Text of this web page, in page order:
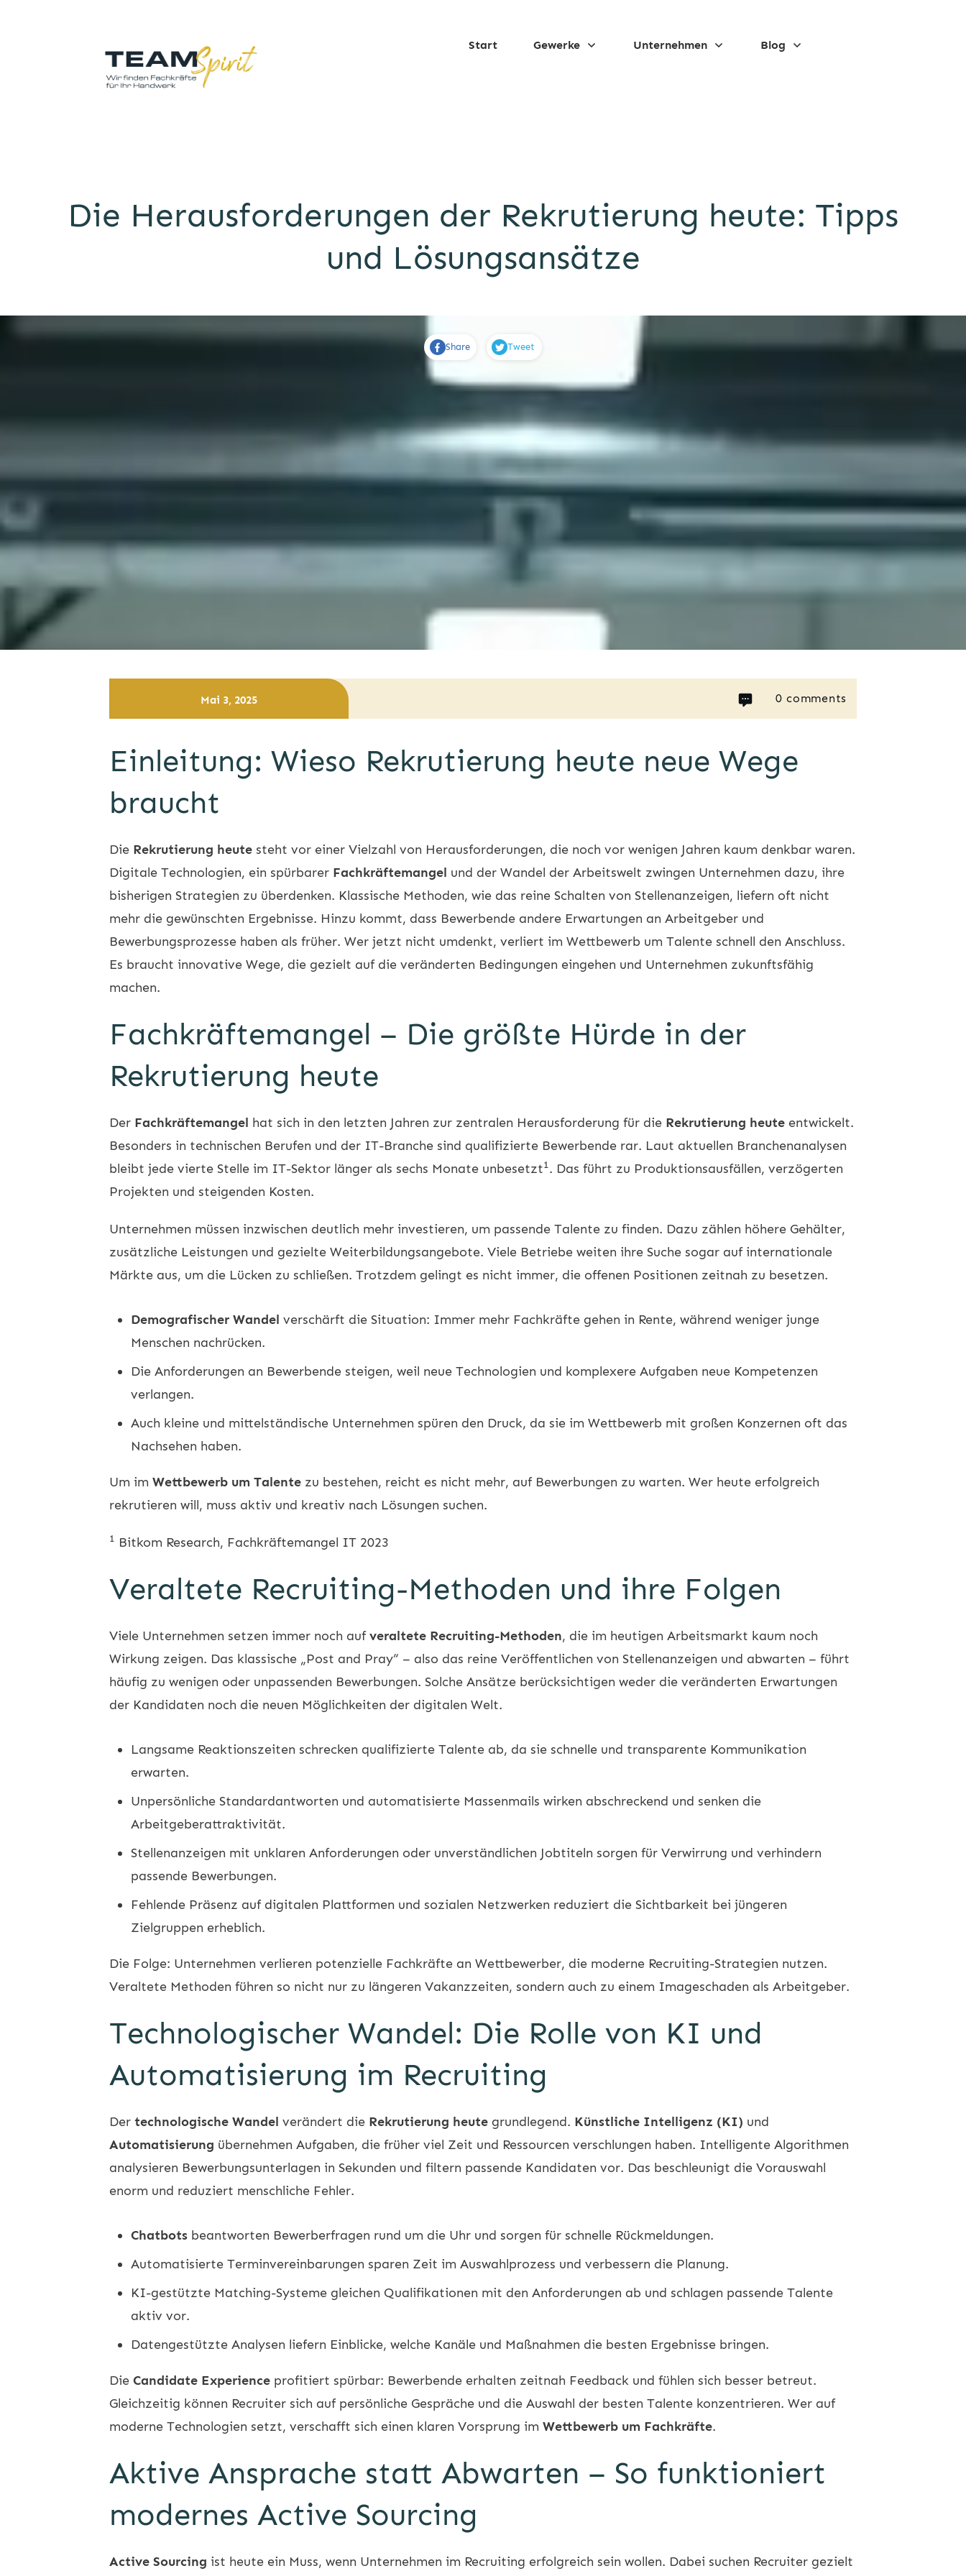
Start Gewerke Unternehmen Blog
Die Herausforderungen der Rekrutierung heute: Tipps
und Lösungsansätze
Share Tweet
Mai 3, 2025 0 comments
Einleitung: Wieso Rekrutierung heute neue Wege
braucht
Die Rekrutierung heute steht vor einer Vielzahl von Herausforderungen, die noch vor wenigen Jahren kaum denkbar waren.
Digitale Technologien, ein spürbarer Fachkräftemangel und der Wandel der Arbeitswelt zwingen Unternehmen dazu, ihre
bisherigen Strategien zu überdenken. Klassische Methoden, wie das reine Schalten von Stellenanzeigen, liefern oft nicht
mehr die gewünschten Ergebnisse. Hinzu kommt, dass Bewerbende andere Erwartungen an Arbeitgeber und
Bewerbungsprozesse haben als früher. Wer jetzt nicht umdenkt, verliert im Wettbewerb um Talente schnell den Anschluss.
Es braucht innovative Wege, die gezielt auf die veränderten Bedingungen eingehen und Unternehmen zukunftsfähig
machen.
Fachkräftemangel – Die größte Hürde in der
Rekrutierung heute
Der Fachkräftemangel hat sich in den letzten Jahren zur zentralen Herausforderung für die Rekrutierung heute entwickelt.
Besonders in technischen Berufen und der IT-Branche sind qualifizierte Bewerbende rar. Laut aktuellen Branchenanalysen
bleibt jede vierte Stelle im IT-Sektor länger als sechs Monate unbesetzt1. Das führt zu Produktionsausfällen, verzögerten
Projekten und steigenden Kosten.
Unternehmen müssen inzwischen deutlich mehr investieren, um passende Talente zu finden. Dazu zählen höhere Gehälter,
zusätzliche Leistungen und gezielte Weiterbildungsangebote. Viele Betriebe weiten ihre Suche sogar auf internationale
Märkte aus, um die Lücken zu schließen. Trotzdem gelingt es nicht immer, die offenen Positionen zeitnah zu besetzen.
Demografischer Wandel verschärft die Situation: Immer mehr Fachkräfte gehen in Rente, während weniger junge
Menschen nachrücken.
Die Anforderungen an Bewerbende steigen, weil neue Technologien und komplexere Aufgaben neue Kompetenzen
verlangen.
Auch kleine und mittelständische Unternehmen spüren den Druck, da sie im Wettbewerb mit großen Konzernen oft das
Nachsehen haben.
Um im Wettbewerb um Talente zu bestehen, reicht es nicht mehr, auf Bewerbungen zu warten. Wer heute erfolgreich
rekrutieren will, muss aktiv und kreativ nach Lösungen suchen.
1 Bitkom Research, Fachkräftemangel IT 2023
Veraltete Recruiting-Methoden und ihre Folgen
Viele Unternehmen setzen immer noch aufveraltete Recruiting-Methoden, die im heutigen Arbeitsmarkt kaum noch
Wirkung zeigen. Das klassische „Post and Pray“ – also das reine Veröffentlichen von Stellenanzeigen und abwarten – führt
häufig zu wenigen oder unpassenden Bewerbungen. Solche Ansätze berücksichtigen weder die veränderten Erwartungen
der Kandidaten noch die neuen Möglichkeiten der digitalen Welt.
Langsame Reaktionszeiten schrecken qualifizierte Talente ab, da sie schnelle und transparente Kommunikation
erwarten.
Unpersönliche Standardantworten und automatisierte Massenmails wirken abschreckend und senken die
Arbeitgeberattraktivität.
Stellenanzeigen mit unklaren Anforderungen oder unverständlichen Jobtiteln sorgen für Verwirrung und verhindern
passende Bewerbungen.
Fehlende Präsenz auf digitalen Plattformen und sozialen Netzwerken reduziert die Sichtbarkeit bei jüngeren
Zielgruppen erheblich.
Die Folge: Unternehmen verlieren potenzielle Fachkräfte an Wettbewerber, die moderne Recruiting-Strategien nutzen.
Veraltete Methoden führen so nicht nur zu längeren Vakanzzeiten, sondern auch zu einem Imageschaden als Arbeitgeber.
Technologischer Wandel: Die Rolle von KI und
Automatisierung im Recruiting
Der technologische Wandel verändert die Rekrutierung heute grundlegend. Künstliche Intelligenz (KI) und
Automatisierung übernehmen Aufgaben, die früher viel Zeit und Ressourcen verschlungen haben. Intelligente Algorithmen
analysieren Bewerbungsunterlagen in Sekunden und filtern passende Kandidaten vor. Das beschleunigt die Vorauswahl
enorm und reduziert menschliche Fehler.
Chatbots beantworten Bewerberfragen rund um die Uhr und sorgen für schnelle Rückmeldungen.
Automatisierte Terminvereinbarungen sparen Zeit im Auswahlprozess und verbessern die Planung.
KI-gestützte Matching-Systeme gleichen Qualifikationen mit den Anforderungen ab und schlagen passende Talente
aktiv vor.
Datengestützte Analysen liefern Einblicke, welche Kanäle und Maßnahmen die besten Ergebnisse bringen.
Die Candidate Experience profitiert spürbar: Bewerbende erhalten zeitnah Feedback und fühlen sich besser betreut.
Gleichzeitig können Recruiter sich auf persönliche Gespräche und die Auswahl der besten Talente konzentrieren. Wer auf
moderne Technologien setzt, verschafft sich einen klaren Vorsprung im Wettbewerb um Fachkräfte.
Aktive Ansprache statt Abwarten – So funktioniert
modernes Active Sourcing
Active Sourcing ist heute ein Muss, wenn Unternehmen im Recruiting erfolgreich sein wollen. Dabei suchen Recruiter gezielt